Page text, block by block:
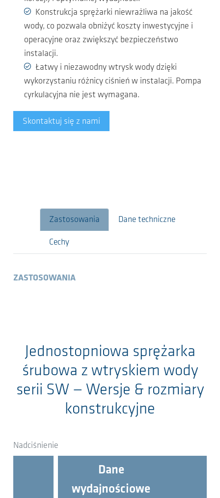
Konstrukcja sprężarki niewrażliwa na jakość
wody, co pozwala obniżyć koszty inwestycyjne i
operacyjne oraz zwiększyć bezpieczeństwo
instalacji.
Łatwy i niezawodny wtrysk wody dzięki
wykorzystaniu różnicy ciśnień w instalacji. Pompa
cyrkulacyjna nie jest wymagana.
Skontaktuj się z nami
Zastosowania Dane techniczne
Cechy
ZASTOSOWANIA
Jednostopniowa sprężarka
śrubowa z wtryskiem wody
serii SW — Wersje & rozmiary
konstrukcyjne
Nadciśnienie
Dane
wydajnościowe